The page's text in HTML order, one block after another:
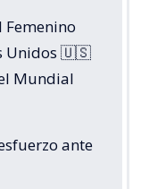
Unidos 🇺🇸
Mundial
ante